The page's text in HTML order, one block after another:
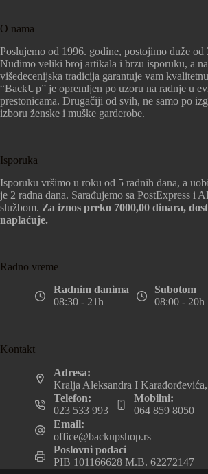
O nama
Poslujemo od 1996. godine, postojimo duže od
Nudimo veliki broj artikala i brzu isporuku, a
višedecenijska tradicija garantuje vam
“BackUp” je opremljen po uzoru na radnje u
prestonicama. Drugačiji od svih, ne samo po
izboru ženske i muške garderobe.
Isporuka
Isporuku vršimo u roku od 5 radnih dana, a
je 2 radna dana. Sarađujemo sa PostExpress i
službom. Za iznos preko 7000,00 dinara,
naplaćuje.
Radno vreme
Radnim danima
08:30 - 21h
Subotom
08:00 - 20h
Kontakt
Adresa:
Kralja Aleksandra I
Telefon:
023 533 993
Mobilni:
064 859 8050
Email:
office@backupshop.rs
Poslovni podaci
PIB 101166628 M.B. 62272147